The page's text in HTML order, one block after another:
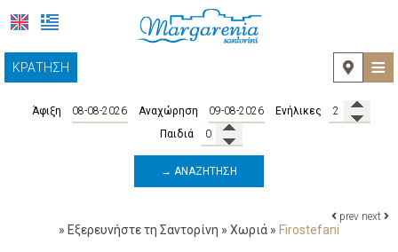
≡
ΚΡΆΤΗΣΗ
ΤΟΠΟΘΕΣΊΑ
ΔΙΑΜΟΝΉ
Άφιξη Αναχώρηση
Ενήλικες
Παιδιά
→ ΑΝΑΖΉΤΗΣΗ
» Εξερευνήστε τη Σαντορίνη » Χωριά » Firostefani
prev next